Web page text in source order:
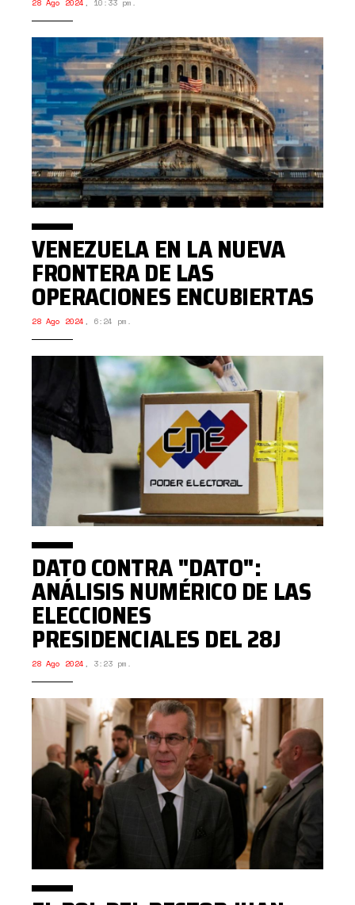
28 Ago 2024 , 10:33 pm.
VENEZUELA EN LA NUEVA
FRONTERA DE LAS
OPERACIONES ENCUBIERTAS
28 Ago 2024 , 6:24 pm.
DATO CONTRA "DATO":
ANÁLISIS NUMÉRICO DE LAS
ELECCIONES
PRESIDENCIALES DEL 28J
28 Ago 2024 , 3:23 pm.